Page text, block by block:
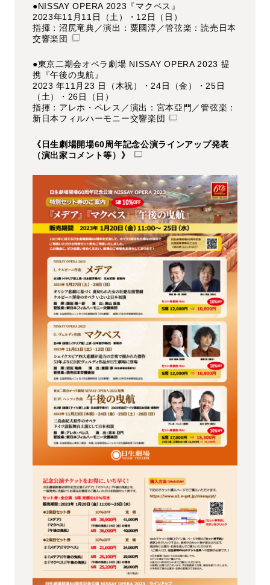
●NISSAY OPERA 2023『マクベス』
2023年11月11日（土）・12日（日）
指揮：沼尻竜典／演出：粟國淳／管弦楽：読売日本
交響楽団
●東京二期会オペラ劇場 NISSAY OPERA 2023 提
携『午後の曳航』
2023 年11月23 日（木祝）・24日（金）・25日
（土）・26日（日）
指揮：アレホ・ペレス／演出：宮本亞門／管弦楽：
新日本フィルハーモニー交響楽団
《日生劇場開場60周年記念公演ラインアップ発表
（演出家コメント等）》